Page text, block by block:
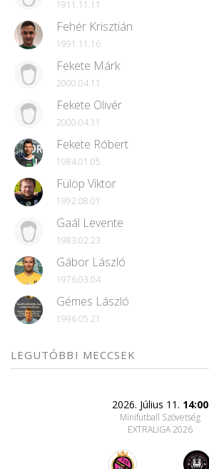
1911.11.11
Fehér Krisztián
1991.11.16
Fekete Márk
2000.04.11
Fekete Olivér
2000.04.11
Fekete Róbert
1984.01.05
Fülöp Viktor
1992.08.01
Gaál Levente
1983.02.23
Gábor László
1976.03.04
Gémes László
1996 05 21
LEGUTÓBBI MECCSEK
2026. Július 11. 14:00
Minifutball Szövetség
EXTRALIGA 2026